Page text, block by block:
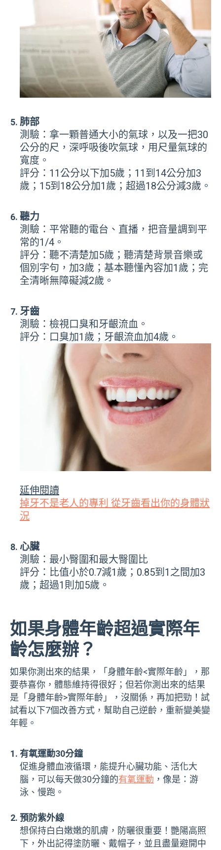
肺部
測驗：拿一顆普通大小的氣球，以及一把30
公分的尺，深呼吸後吹氣球，用尺量氣球的
寬度。
評分：11公分以下加5歲；11到14公分加3
歲；15到18公分加1歲；超過18公分減3歲。
聽力
測驗：平常聽的電台、直播，把音量調到平
常的1/4。
評分：聽不清楚加5歲；聽清楚背景音樂或
個別字句，加3歲；基本聽懂內容加1歲；完
全清晰無障礙減2歲。
牙齒
測驗：檢視口臭和牙齦流血。
評分：口臭加1歲；牙齦流血加4歲。
延伸閱讀
掉牙不是老人的專利 從牙齒看出你的身體狀
況
心臟
測驗：最小臀圍和最大臀圍比
評分：比值小於0.7減1歲；0.85到1之間加3
歲；超過1則加5歲。
如果身體年齡超過實際年
齡怎麼辦？
如果你測出來的結果，「身體年齡<實際年齡」，那
要恭喜你，體態維持得很好；但若你測出來的結果
是「身體年齡>實際年齡」，沒關係，再加把勁！試
試看以下7個改善方式，幫助自己逆齡，重新變美變
年輕。
有氧運動30分鐘
促進身體血液循環，能提升心臟功能、活化大
腦，可以每天做30分鐘的有氧運動 ，像是：游
泳、慢跑。
預防紫外線
想保持白白嫩嫩的肌膚，防曬很重要！艷陽高照
下，外出記得塗防曬、戴帽子，並且盡量避開中